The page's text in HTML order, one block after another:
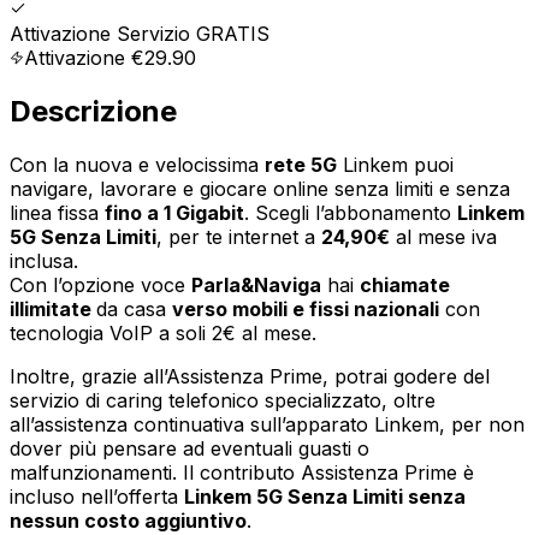
Attivazione Servizio GRATIS
Attivazione €29.90
Descrizione
Con la nuova e velocissima rete 5G Linkem puoi
navigare, lavorare e giocare online senza limiti e senza
linea fissa fino a 1 Gigabit. Scegli l’abbonamento Linkem
5G Senza Limiti, per te internet a 24,90€ al mese iva
inclusa.
Con l’opzione voce Parla&Naviga hai chiamate
illimitate da casa verso mobili e fissi nazionali con
tecnologia VoIP a soli 2€ al mese.
Inoltre, grazie all’Assistenza Prime, potrai godere del
servizio di caring telefonico specializzato, oltre
all’assistenza continuativa sull’apparato Linkem, per non
dover più pensare ad eventuali guasti o
malfunzionamenti. Il contributo Assistenza Prime è
incluso nell’offerta Linkem 5G Senza Limiti senza
nessun costo aggiuntivo.